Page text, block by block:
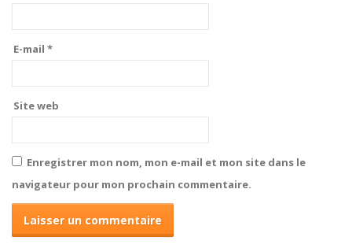
E-mail *
Site web
Enregistrer mon nom, mon e-mail et mon site dans le
navigateur pour mon prochain commentaire.